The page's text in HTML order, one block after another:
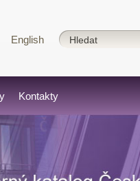
English
Kontakty